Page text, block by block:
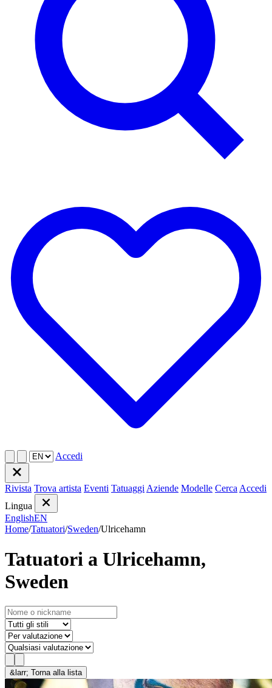
Accedi
Rivista Trova artista Eventi Tatuaggi Aziende Modelle Cerca Accedi
Lingua
EnglishEN
Home/Tatuatori/Sweden/Ulricehamn
Tatuatori a Ulricehamn,
Sweden
&larr; Torna alla lista